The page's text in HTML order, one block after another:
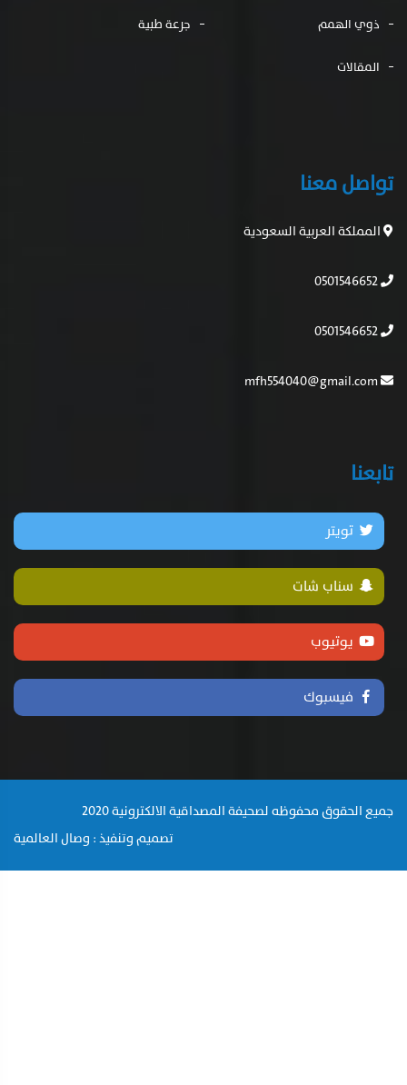
ذوي الهمم جرعة طبية
المقالات
تواصل معنا
المملكة العربية السعودية
تابعنا
تويتر
سناب شات
يوتيوب
فيسبوك
جميع الحقوق محفوظه لصحيفة المصداقية الالكترونية 2020
تصميم وتنفيذ : وصال العالمية